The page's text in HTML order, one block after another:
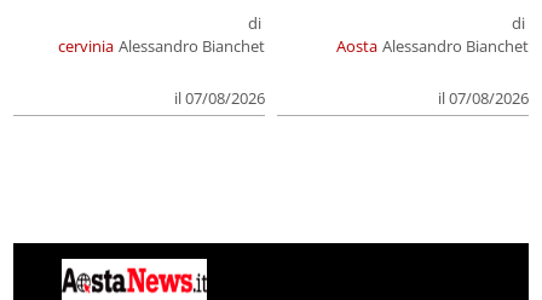
cervinia
di
Alessandro Bianchet
il 07/08/2026
Aosta
di
Alessandro Bianchet
il 07/08/2026